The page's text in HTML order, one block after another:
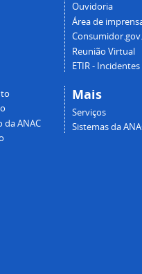
da ANAC
Ouvidoria
Área de
Reunião Virtual
ETIR -
Mais
Serviços
Sistemas da